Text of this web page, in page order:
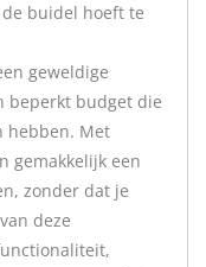
buidel hoeft te
geweldige
beperkt budget die
hebben. Met
gemakkelijk een
zonder dat je
deze